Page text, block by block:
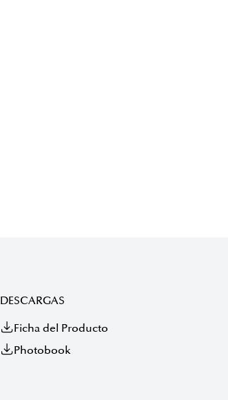
DESCARGAS
Ficha del Producto
Photobook